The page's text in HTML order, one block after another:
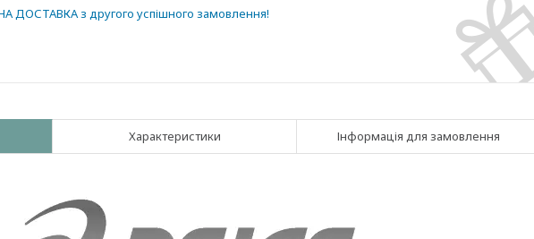
ДОСТАВКА з другого успішного замовлення!
Характеристики Інформація для замовлення